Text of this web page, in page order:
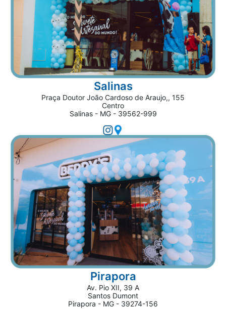
Salinas
Praça Doutor João Cardoso de Araujo,, 155
Centro
Salinas - MG - 39562-999
Pirapora
Av. Pio XII, 39 A
Santos Dumont
Pirapora - MG - 39274-156